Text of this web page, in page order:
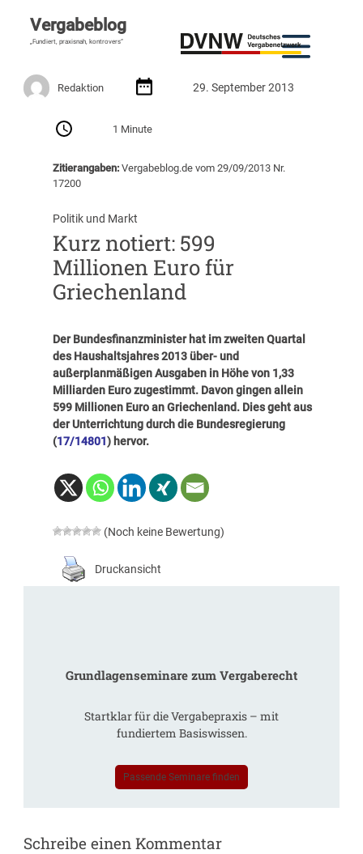
Vergabeblog
„Fundiert, praxisnah, kontrovers“
Redaktion 29. September 2013
1 Minute
Zitierangaben:Vergabeblog.de vom 29/09/2013 Nr.
17200
Politik und Markt
Kurz notiert: 599
Millionen Euro für
Griechenland
Der Bundesfinanzminister hat im zweiten Quartal
des Haushaltsjahres 2013 über- und
außerplanmäßigen Ausgaben in Höhe von 1,33
Milliarden Euro zugestimmt. Davon gingen allein
599 Millionen Euro an Griechenland. Dies geht aus
der Unterrichtung durch die Bundesregierung
(17/14801) hervor.
(Noch keine Bewertung)
Druckansicht
Grundlagenseminare zum Vergaberecht
Startklar für die Vergabepraxis – mit
fundiertem Basiswissen.
Passende Seminare finden
Schreibe einen Kommentar